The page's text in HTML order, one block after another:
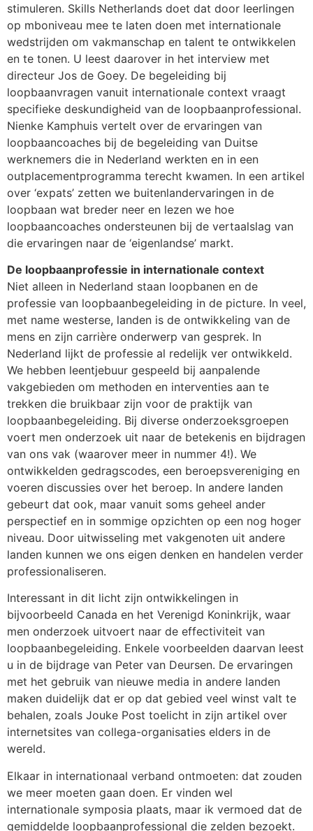
stimuleren. Skills Netherlands doet dat door leerlingen
op mboniveau mee te laten doen met internationale
wedstrijden om vakmanschap en talent te ontwikkelen
en te tonen. U leest daarover in het interview met
directeur Jos de Goey. De begeleiding bij
loopbaanvragen vanuit internationale context vraagt
specifieke deskundigheid van de loopbaanprofessional.
Nienke Kamphuis vertelt over de ervaringen van
loopbaancoaches bij de begeleiding van Duitse
werknemers die in Nederland werkten en in een
outplacementprogramma terecht kwamen. In een artikel
over ‘expats’ zetten we buitenlandervaringen in de
loopbaan wat breder neer en lezen we hoe
loopbaancoaches ondersteunen bij de vertaalslag van
die ervaringen naar de ‘eigenlandse’ markt.
De loopbaanprofessie in internationale context
Niet alleen in Nederland staan loopbanen en de
professie van loopbaanbegeleiding in de picture. In veel,
met name westerse, landen is de ontwikkeling van de
mens en zijn carrière onderwerp van gesprek. In
Nederland lijkt de professie al redelijk ver ontwikkeld.
We hebben leentjebuur gespeeld bij aanpalende
vakgebieden om methoden en interventies aan te
trekken die bruikbaar zijn voor de praktijk van
loopbaanbegeleiding. Bij diverse onderzoeksgroepen
voert men onderzoek uit naar de betekenis en bijdragen
van ons vak (waarover meer in nummer 4!). We
ontwikkelden gedragscodes, een beroepsvereniging en
voeren discussies over het beroep. In andere landen
gebeurt dat ook, maar vanuit soms geheel ander
perspectief en in sommige opzichten op een nog hoger
niveau. Door uitwisseling met vakgenoten uit andere
landen kunnen we ons eigen denken en handelen verder
professionaliseren.
Interessant in dit licht zijn ontwikkelingen in
bijvoorbeeld Canada en het Verenigd Koninkrijk, waar
men onderzoek uitvoert naar de effectiviteit van
loopbaanbegeleiding. Enkele voorbeelden daarvan leest
u in de bijdrage van Peter van Deursen. De ervaringen
met het gebruik van nieuwe media in andere landen
maken duidelijk dat er op dat gebied veel winst valt te
behalen, zoals Jouke Post toelicht in zijn artikel over
internetsites van collega-organisaties elders in de
wereld.
Elkaar in internationaal verband ontmoeten: dat zouden
we meer moeten gaan doen. Er vinden wel
internationale symposia plaats, maar ik vermoed dat de
gemiddelde loopbaanprofessional die zelden bezoekt.